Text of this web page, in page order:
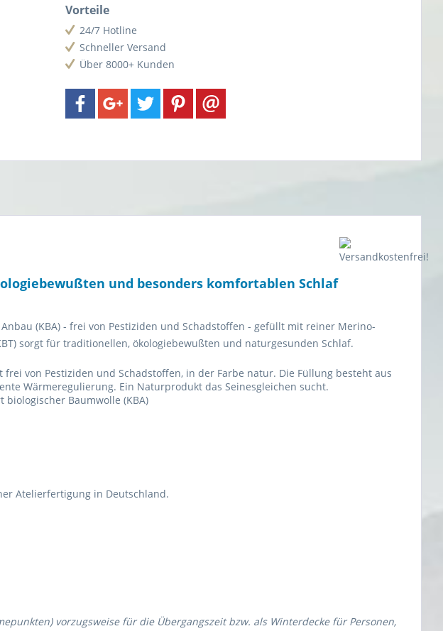
Vorteile
24/7 Hotline
Schneller Versand
Über 8000+ Kunden
und besonders komfortablen Schlaf
(KBA) - frei von Pestiziden und Schadstoffen - gefüllt mit reiner Merino-
sorgt für traditionellen, ökologiebewußten und naturgesunden Schlaf.
von Pestiziden und Schadstoffen, in der Farbe natur. Die Füllung besteht aus
Wärmeregulierung. Ein Naturprodukt das Seinesgleichen sucht.
biologischer Baumwolle (KBA)
Atelierfertigung in Deutschland.
vorzugsweise für die Übergangszeit bzw. als Winterdecke für Personen,